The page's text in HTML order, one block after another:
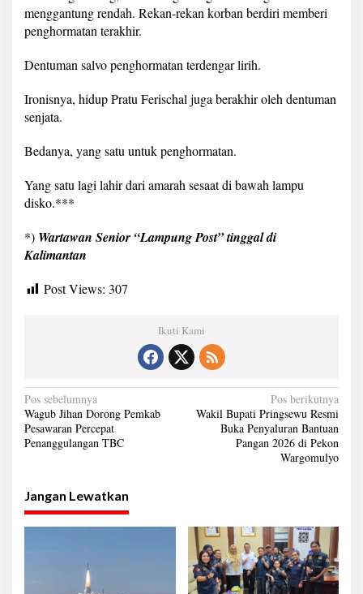
menggantung rendah. Rekan-rekan korban berdiri memberi
penghormatan terakhir.
Dentuman salvo penghormatan terdengar lirih.
Ironisnya, hidup Pratu Ferischal juga berakhir oleh dentuman
senjata.
Bedanya, yang satu untuk penghormatan.
Yang satu lagi lahir dari amarah sesaat di bawah lampu
disko.***
*) Wartawan Senior “Lampung Post” tinggal di
Kalimantan
Post Views: 307
Ikuti Kami
N
a
v
g
a
Pos sebelumnya
Wagub Jihan Dorong Pemkab
Pesawaran Percepat
Penanggulangan TBC
Pos berikutnya
Wakil Bupati Pringsewu Resmi
Buka Penyaluran Bantuan
Pangan 2026 di Pekon
Wargomulyo
Jangan Lewatkan